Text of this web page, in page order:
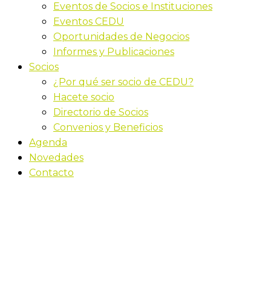
Eventos de Socios e Instituciones
Eventos CEDU
Oportunidades de Negocios
Informes y Publicaciones
Socios
¿Por qué ser socio de CEDU?
Hacete socio
Directorio de Socios
Convenios y Beneficios
Agenda
Novedades
Contacto